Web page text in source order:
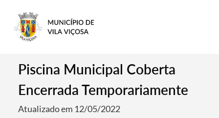
Piscina Municipal Coberta
Encerrada Temporariamente
Atualizado em 12/05/2022